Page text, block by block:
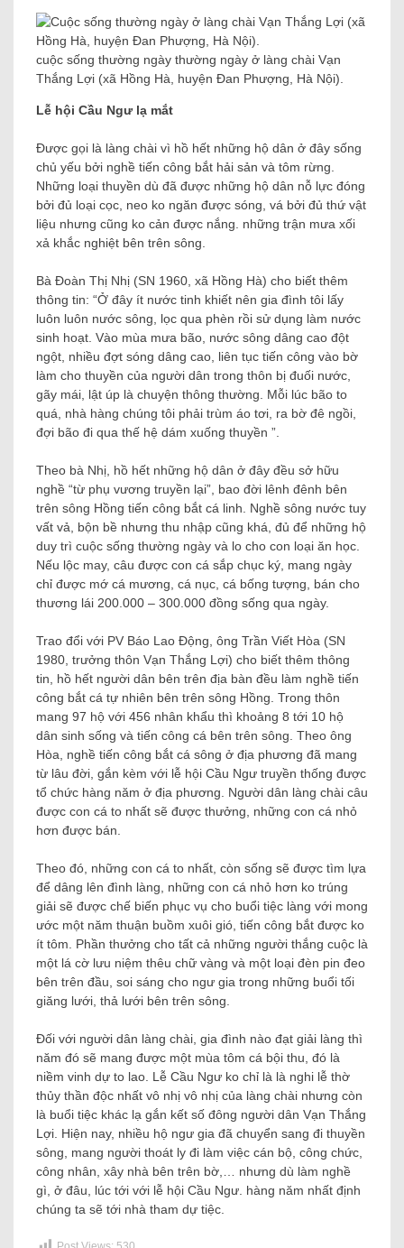
cuộc sống thường ngày thường ngày ở làng chài Vạn
Thắng Lợi (xã Hồng Hà, huyện Đan Phượng, Hà Nội).
Lễ hội Cầu Ngư lạ mắt
Được gọi là làng chài vì hồ hết những hộ dân ở đây sống
chủ yếu bởi nghề tiến công bắt hải sản và tôm rừng.
Những loại thuyền dù đã được những hộ dân nỗ lực đóng
bởi đủ loại cọc, neo ko ngăn được sóng, vá bởi đủ thứ vật
liệu nhưng cũng ko cản được nắng. những trận mưa xối
xả khắc nghiệt bên trên sông.
Bà Đoàn Thị Nhị (SN 1960, xã Hồng Hà) cho biết thêm
thông tin: “Ở đây ít nước tinh khiết nên gia đình tôi lấy
luôn luôn nước sông, lọc qua phèn rồi sử dụng làm nước
sinh hoạt. Vào mùa mưa bão, nước sông dâng cao đột
ngột, nhiều đợt sóng dâng cao, liên tục tiến công vào bờ
làm cho thuyền của người dân trong thôn bị đuối nước,
gãy mái, lật úp là chuyện thông thường. Mỗi lúc bão to
quá, nhà hàng chúng tôi phải trùm áo tơi, ra bờ đê ngồi,
đợi bão đi qua thế hệ dám xuống thuyền ”.
Theo bà Nhị, hồ hết những hộ dân ở đây đều sở hữu
nghề “từ phụ vương truyền lại”, bao đời lênh đênh bên
trên sông Hồng tiến công bắt cá linh. Nghề sông nước tuy
vất vả, bộn bề nhưng thu nhập cũng khá, đủ để những hộ
duy trì cuộc sống thường ngày và lo cho con loại ăn học.
Nếu lộc may, câu được con cá sắp chục ký, mang ngày
chỉ được mớ cá mương, cá nục, cá bống tượng, bán cho
thương lái 200.000 – 300.000 đồng sống qua ngày.
Trao đổi với PV Báo Lao Động, ông Trần Viết Hòa (SN
1980, trưởng thôn Vạn Thắng Lợi) cho biết thêm thông
tin, hồ hết người dân bên trên địa bàn đều làm nghề tiến
công bắt cá tự nhiên bên trên sông Hồng. Trong thôn
mang 97 hộ với 456 nhân khẩu thì khoảng 8 tới 10 hộ
dân sinh sống và tiến công cá bên trên sông. Theo ông
Hòa, nghề tiến công bắt cá sông ở địa phương đã mang
từ lâu đời, gắn kèm với lễ hội Cầu Ngư truyền thống được
tổ chức hàng năm ở địa phương. Người dân làng chài câu
được con cá to nhất sẽ được thưởng, những con cá nhỏ
hơn được bán.
Theo đó, những con cá to nhất, còn sống sẽ được tìm lựa
để dâng lên đình làng, những con cá nhỏ hơn ko trúng
giải sẽ được chế biến phục vụ cho buổi tiệc làng với mong
ước một năm thuận buồm xuôi gió, tiến công bắt được ko
ít tôm. Phần thưởng cho tất cả những người thắng cuộc là
một lá cờ lưu niệm thêu chữ vàng và một loại đèn pin đeo
bên trên đầu, soi sáng cho ngư gia trong những buổi tối
giăng lưới, thả lưới bên trên sông.
Đối với người dân làng chài, gia đình nào đạt giải làng thì
năm đó sẽ mang được một mùa tôm cá bội thu, đó là
niềm vinh dự to lao. Lễ Cầu Ngư ko chỉ là là nghi lễ thờ
thủy thần độc nhất vô nhị vô nhị của làng chài nhưng còn
là buổi tiệc khác lạ gắn kết số đông người dân Vạn Thắng
Lợi. Hiện nay, nhiều hộ ngư gia đã chuyển sang đi thuyền
sông, mang người thoát ly đi làm việc cán bộ, công chức,
công nhân, xây nhà bên trên bờ,… nhưng dù làm nghề
gì, ở đâu, lúc tới với lễ hội Cầu Ngư. hàng năm nhất định
chúng ta sẽ tới nhà tham dự tiệc.